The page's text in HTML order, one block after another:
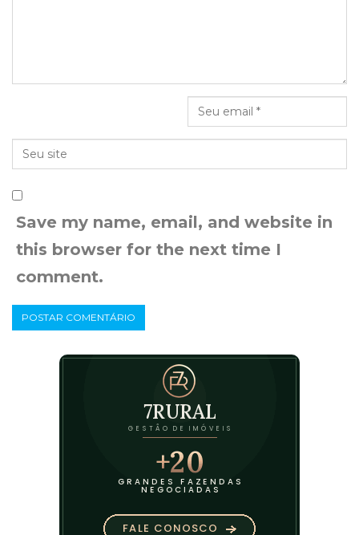
Save my name, email, and website in
this browser for the next time I
comment.